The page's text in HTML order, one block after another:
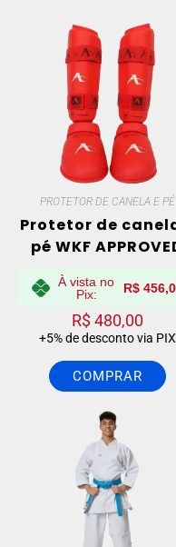
PROTETOR DE CANELA E PÉ
Protetor de
pé WKF
À vista no
Pix:
R$
R$480,00
+5% de desconto via PIX
COMPRAR